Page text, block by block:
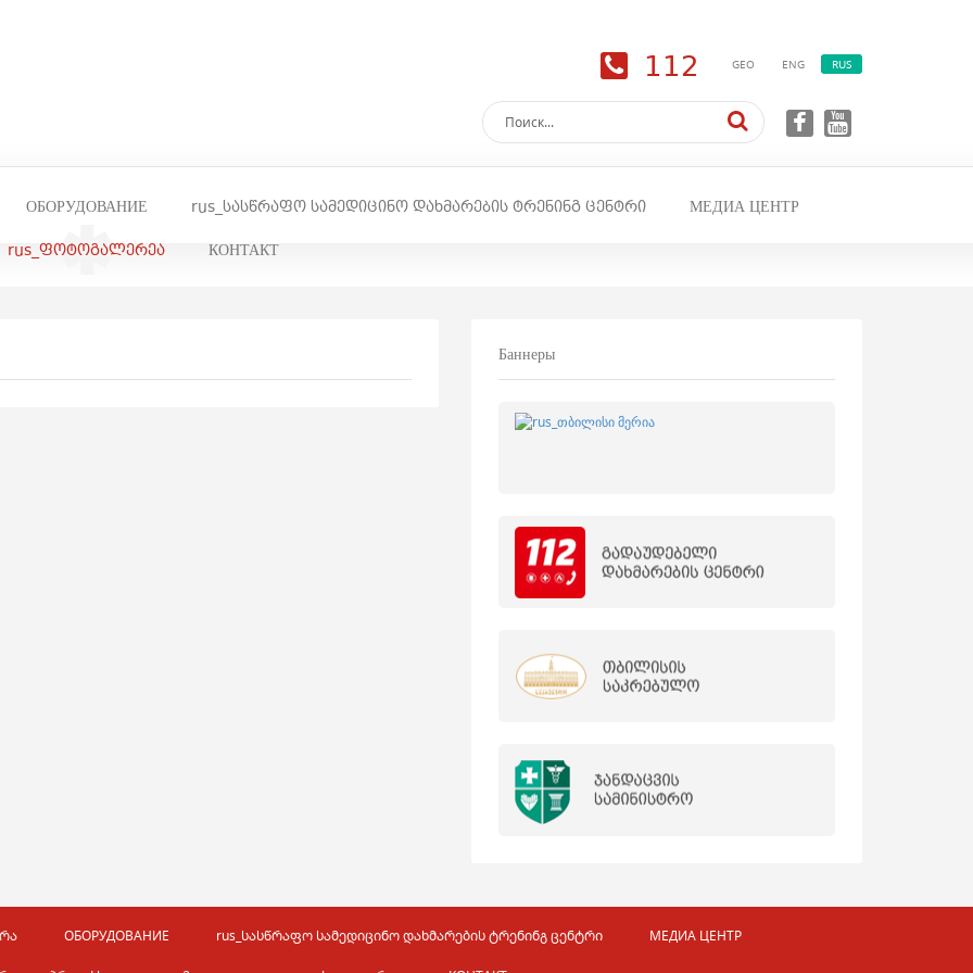
112 GEO ENG RUS
ОБОРУДОВАНИЕ rus_სასწრაფო სამედიცინო დახმარების ტრენინგ ცენტრი МЕДИА ЦЕНТР
rus_ფოტოგალერეა КОНТАКТ
Баннеры
ОБОРУДОВАНИЕ rus_სასწრაფო სამედიცინო დახმარების ტრენინგ ცენტრი МЕДИА ЦЕНТР